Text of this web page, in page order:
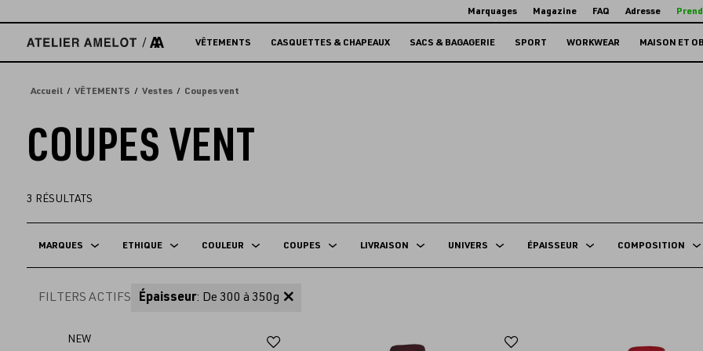
directement
contenu
Marquages Magazine FAQ Adresse
VÊTEMENTS CASQUETTES & CHAPEAUX SACS & BAGAGERIE SPORT WORKWEAR MAISON ET
Accueil VÊTEMENTS Vestes Coupes vent
COUPES VENT
3 RÉSULTATS
MARQUES ETHIQUE COULEUR COUPES LIVRAISON UNIVERS ÉPAISSEUR COMPOSITION
FILTERS ACTIFS Épaisseur: De 300 à 350g
NEW